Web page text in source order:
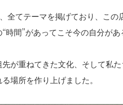
てテーマを掲げており、この
時間”があってこそ今の自分があ
が重ねてきた文化、そして私た
場所を作り上げました。